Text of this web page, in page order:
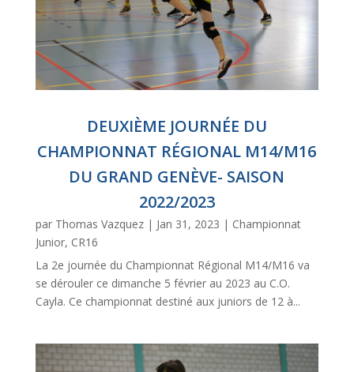
DEUXIÈME JOURNÉE DU
CHAMPIONNAT RÉGIONAL M14/M16
DU GRAND GENÈVE- SAISON
2022/2023
par Thomas Vazquez| Jan 31, 2023 | Championnat
Junior, CR16
La 2e journée du Championnat Régional M14/M16 va
se dérouler ce dimanche 5 février au 2023 au C.O.
Cayla. Ce championnat destiné aux juniors de 12 à...